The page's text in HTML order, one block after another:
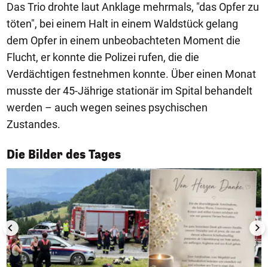
Das Trio drohte laut Anklage mehrmals, "das Opfer zu
töten", bei einem Halt in einem Waldstück gelang
dem Opfer in einem unbeobachteten Moment die
Flucht, er konnte die Polizei rufen, die die
Verdächtigen festnehmen konnte. Über einen Monat
musste der 45-Jährige stationär im Spital behandelt
werden – auch wegen seines psychischen
Zustandes.
Die Bilder des Tages
1/50